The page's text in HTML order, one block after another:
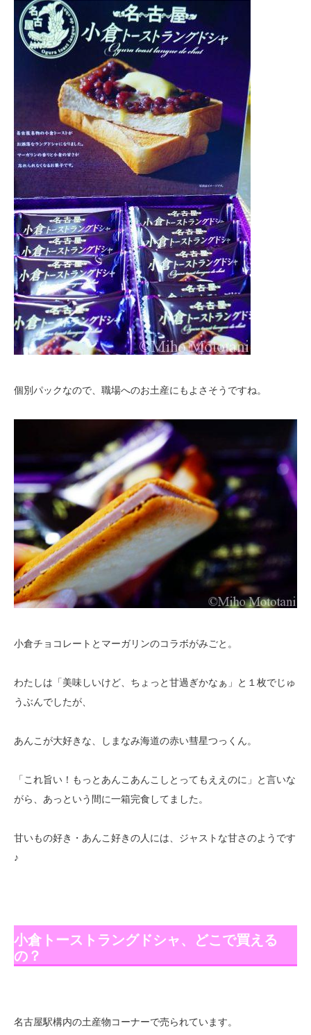
個別パックなので、職場へのお土産にもよさそうですね。
小倉チョコレートとマーガリンのコラボがみごと。
わたしは「美味しいけど、ちょっと甘過ぎかなぁ」と１枚でじゅ
うぶんでしたが、
あんこが大好きな、しまなみ海道の赤い彗星つっくん。
「これ旨い！もっとあんこあんこしとってもええのに」と言いな
がら、あっという間に一箱完食してました。
甘いもの好き・あんこ好きの人には、ジャストな甘さのようです
♪
小倉トーストラングドシャ、どこで買える
の？
名古屋駅構内の土産物コーナーで売られています。